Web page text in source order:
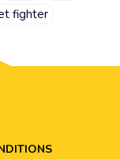
fighter